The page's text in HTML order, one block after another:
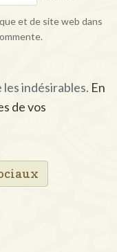
et de site web dans
indésirables. En
de vos